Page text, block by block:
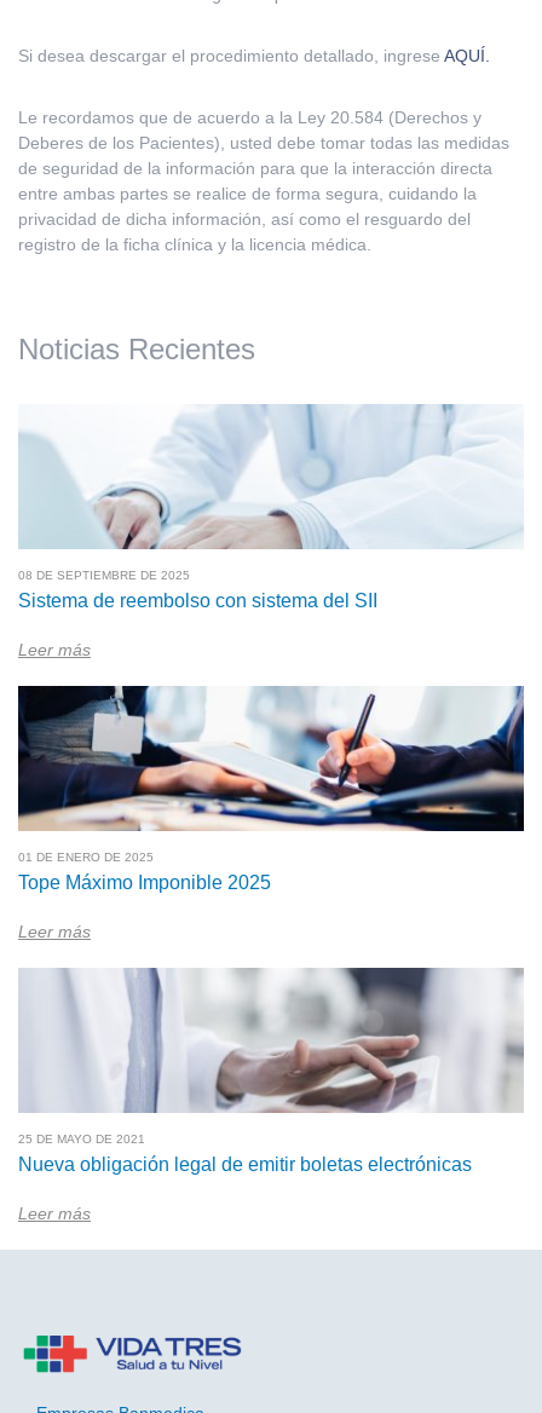
Si desea descargar el procedimiento detallado, ingrese AQUÍ.
Le recordamos que de acuerdo a la Ley 20.584 (Derechos y
Deberes de los Pacientes), usted debe tomar todas las medidas
de seguridad de la información para que la interacción directa
entre ambas partes se realice de forma segura, cuidando la
privacidad de dicha información, así como el resguardo del
registro de la ficha clínica y la licencia médica.
Noticias Recientes
08 DE SEPTIEMBRE DE 2025
Sistema de reembolso con sistema del SII
Leer más
01 DE ENERO DE 2025
Tope Máximo Imponible 2025
Leer más
25 DE MAYO DE 2021
Nueva obligación legal de emitir boletas electrónicas
Leer más